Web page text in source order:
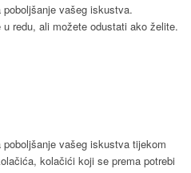
vašeg iskustva.
redu, ali možete odustati ako želite.
vašeg iskustva tijekom
kolačići koji se prema potrebi